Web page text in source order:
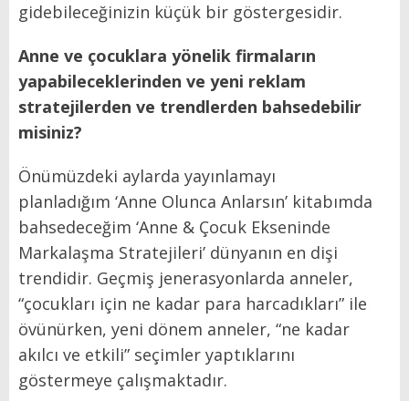
gidebileceğinizin küçük bir göstergesidir.
Anne ve çocuklara yönelik firmaların
yapabileceklerinden ve yeni reklam
stratejilerden ve trendlerden bahsedebilir
misiniz?
Önümüzdeki aylarda yayınlamayı
planladığım ‘Anne Olunca Anlarsın’ kitabımda
bahsedeceğim ‘Anne & Çocuk Ekseninde
Markalaşma Stratejileri’ dünyanın en dişi
trendidir. Geçmiş jenerasyonlarda anneler,
“çocukları için ne kadar para harcadıkları” ile
övünürken, yeni dönem anneler, “ne kadar
akılcı ve etkili” seçimler yaptıklarını
göstermeye çalışmaktadır.